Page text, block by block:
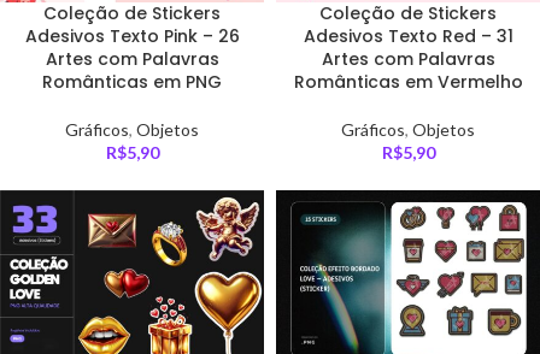
Coleção de Stickers
Adesivos Texto Pink – 26
Artes com Palavras
Românticas em PNG
Gráficos, Objetos
R$5,90
Coleção de Stickers
Adesivos Texto Red – 31
Artes com Palavras
Românticas em Vermelho
Gráficos, Objetos
R$5,90